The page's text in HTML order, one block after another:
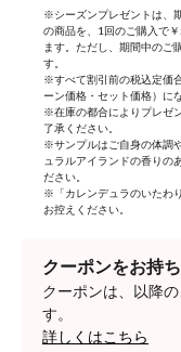
※シーズンプレゼントは、
の商品を、1回のご購入で
ます。ただし、期間中のご
す。
※すべて割引前の税込定価
ーン価格・セット価格）に
※在庫の都合によりプレゼ
了承ください。
※サンプルはご自身の体調
ュラルアイランドの香りの
ださい。
※「カレンデュラのいたわ
お控えください。
クーポンをお持
クーポンは、以降
す。
詳しくはこちら